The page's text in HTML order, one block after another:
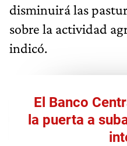
disminuirá las
sobre la actividad
indicó.
El Banco
la puerta a